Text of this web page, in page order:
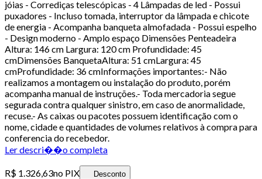
jóias - Corrediças telescópicas - 4 Lâmpadas de led - Possui
puxadores - Incluso tomada, interruptor da lâmpada e chicote
de energia - Acompanha banqueta almofadada - Possui espelho
- Design moderno - Amplo espaço Dimensões Penteadeira
Altura: 146 cm Largura: 120 cm Profundidade: 45
cmDimensões BanquetaAltura: 51 cmLargura: 45
cmProfundidade: 36 cmInformações importantes:- Não
realizamos a montagem ou instalação do produto, porém
acompanha manual de instruções.- Toda mercadoria segue
segurada contra qualquer sinistro, em caso de anormalidade,
recuse.- As caixas ou pacotes possuem identificação com o
nome, cidade e quantidades de volumes relativos à compra para
conferencia do recebedor.
Ler descri��o completa
R$ 1.326,63no PIX Desconto